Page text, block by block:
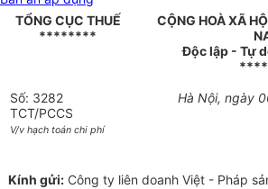
TỔNG CỤC THUẾ
********
CỘNG HOÀ XÃ
Độc lập - Tự
Số: 3282
TCT/PCCS
V/v hạch toán chi phí
Hà Nội, ngày
Kính gửi:Công ty liên doanh Việt - Pháp